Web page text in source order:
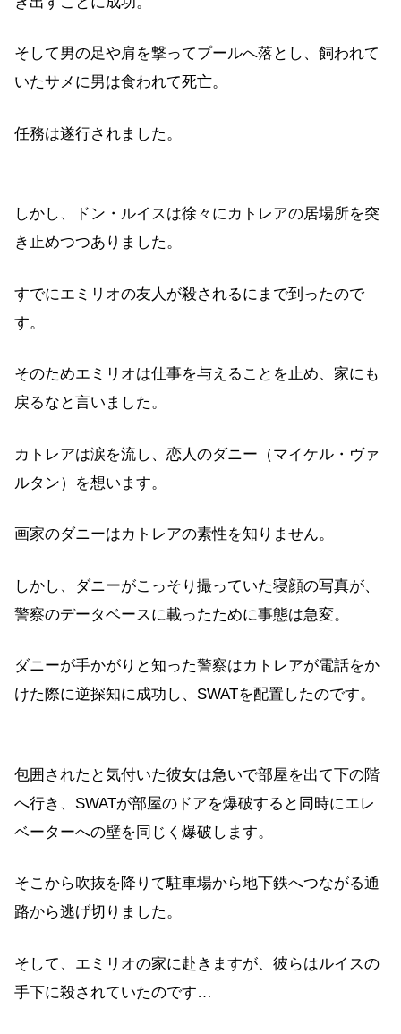
そして男の足や肩を撃ってプールへ落とし、飼われて
いたサメに男は食われて死亡。
任務は遂行されました。
しかし、ドン・ルイスは徐々にカトレアの居場所を突
き止めつつありました。
すでにエミリオの友人が殺されるにまで到ったので
す。
そのためエミリオは仕事を与えることを止め、家にも
戻るなと言いました。
カトレアは涙を流し、恋人のダニー（マイケル・ヴァ
ルタン）を想います。
画家のダニーはカトレアの素性を知りません。
しかし、ダニーがこっそり撮っていた寝顔の写真が、
警察のデータベースに載ったために事態は急変。
ダニーが手かがりと知った警察はカトレアが電話をか
けた際に逆探知に成功し、SWATを配置したのです。
包囲されたと気付いた彼女は急いで部屋を出て下の階
へ行き、SWATが部屋のドアを爆破すると同時にエレ
ベーターへの壁を同じく爆破します。
そこから吹抜を降りて駐車場から地下鉄へつながる通
路から逃げ切りました。
そして、エミリオの家に赴きますが、彼らはルイスの
手下に殺されていたのです…